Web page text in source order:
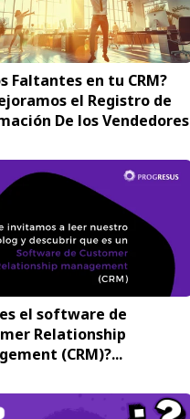
Faltantes en tu CRM?
el Registro de
De los Vendedores
el software de
Relationship
(CRM)?...